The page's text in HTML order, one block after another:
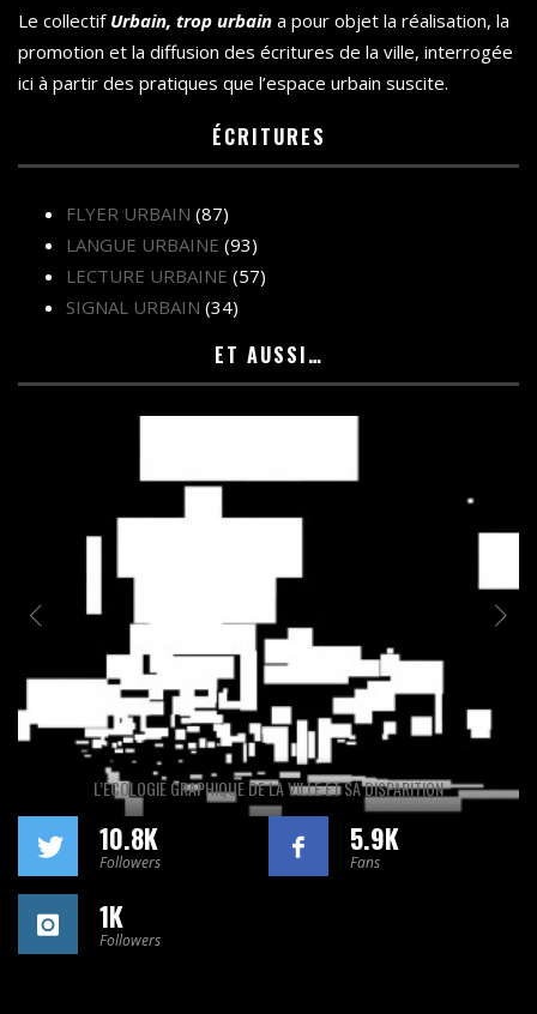
Le collectif Urbain, trop urbain a pour objet la réalisation, la
promotion et la diffusion des écritures de la ville, interrogée
ici à partir des pratiques que l’espace urbain suscite.
ÉCRITURES
FLYER URBAIN (87)
LANGUE URBAINE (93)
LECTURE URBAINE (57)
SIGNAL URBAIN (34)
ET AUSSI…
L’ÉCOLOGIE GRAPHIQUE DE LA VILLE ET SA DISPARITION
10.8K
Followers
5.9K
Fans
1K
Followers